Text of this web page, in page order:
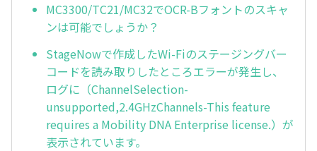
MC3300/TC21/MC32でOCR-Bフォントのスキャ
ンは可能でしょうか？
StageNowで作成したWi-Fiのステージングバー
コードを読み取りしたところエラーが発生し、
ログに（ChannelSelection-
unsupported,2.4GHzChannels-This feature
requires a Mobility DNA Enterprise license.）が
表示されています。